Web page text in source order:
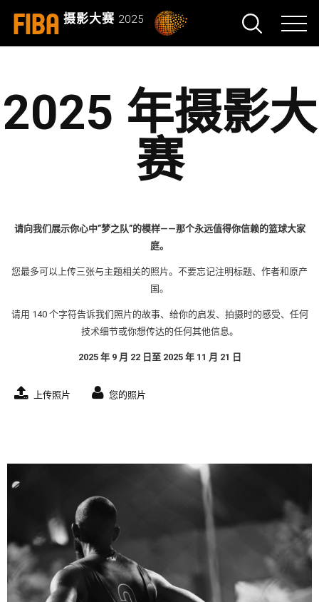
FIBA 摄影大赛2025
2025 年摄影大
赛
请向我们展示你心中”梦之队”的模样——那个永远值得你信赖的篮球大家
庭。
您最多可以上传三张与主题相关的照片。不要忘记注明标题、作者和原产
国。
请用 140 个字符告诉我们照片的故事、给你的启发、拍摄时的感受、任何
技术细节或你想传达的任何其他信息。
2025 年 9 月 22 日至 2025 年 11 月 21 日
上传照片 您的照片